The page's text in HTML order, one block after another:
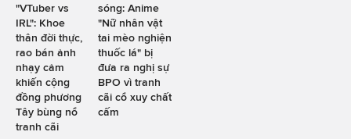
"VTuber vs
IRL": Khoe
thân đời thực,
rao bán ảnh
nhạy cảm
khiến cộng
đồng phương
Tây bùng nổ
tranh cãi
sóng: Anime
"Nữ nhân vật
tai mèo nghiện
thuốc lá" bị
đưa ra nghị sự
BPO vì tranh
cãi cổ xuy chất
cấm